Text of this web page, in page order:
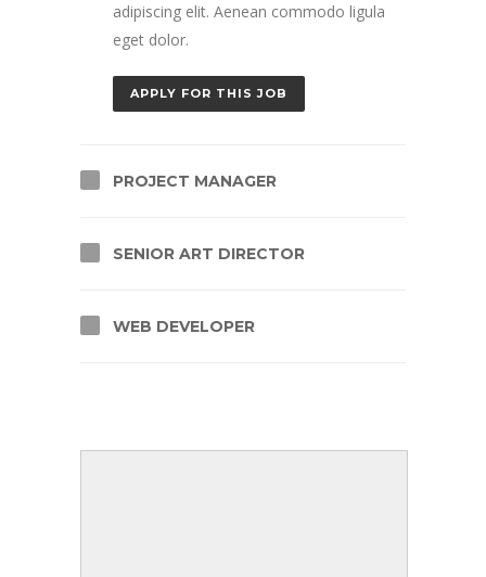
adipiscing elit. Aenean commodo ligula
eget dolor.
APPLY FOR THIS JOB
PROJECT MANAGER
SENIOR ART DIRECTOR
WEB DEVELOPER